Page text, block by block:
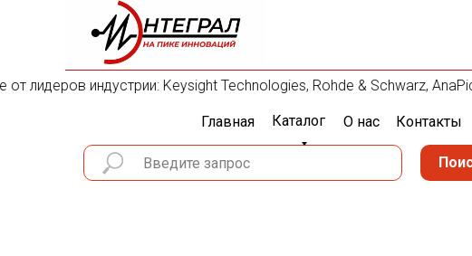
лидеров индустрии: Keysight Technologies, Rohde & Schwarz,
Главная Каталог О нас Контакты